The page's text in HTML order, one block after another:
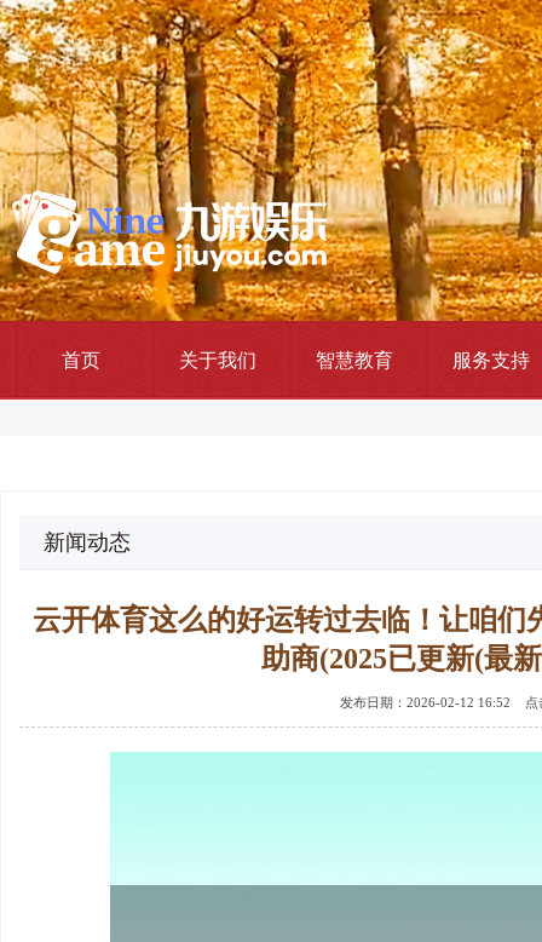
首页 关于我们 智慧教育 服务支持
新闻动态
云开体育这么的好运转过去临！让咱们
助商(2025已更新(最
发布日期：2026-02-12 16:52 点